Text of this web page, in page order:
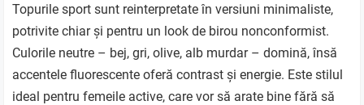
Topurile sport sunt reinterpretate în versiuni minimaliste,
potrivite chiar și pentru un look de birou nonconformist.
Culorile neutre – bej, gri, olive, alb murdar – domină, însă
accentele fluorescente oferă contrast și energie. Este stilul
ideal pentru femeile active, care vor să arate bine fără să